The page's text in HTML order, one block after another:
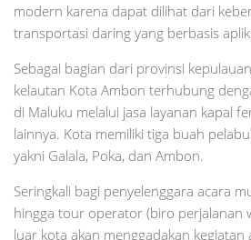
modern karena dapat dilihat dari
transportasi daring yang berbasis
Sebagai bagian dari provinsi
kelautan Kota Ambon terhubung
di Maluku melalui jasa layanan kapal
lainnya. Kota memiliki tiga buah
yakni Galala, Poka, dan Ambon.
Seringkali bagi penyelenggara acara
hingga tour operator (biro perjalanan
luar kota akan menggadakan kegiatan